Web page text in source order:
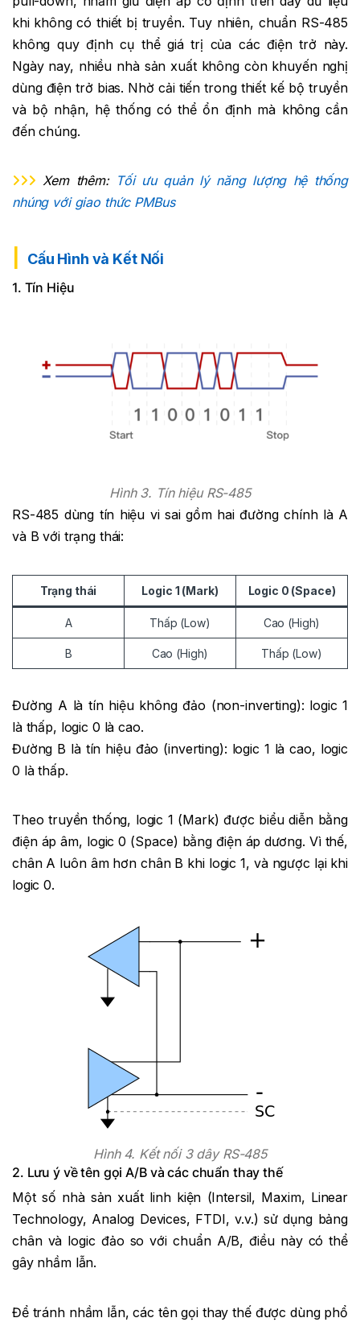
khi không có thiết bị truyền. Tuy nhiên, chuẩn RS-485
không quy định cụ thể giá trị của các điện trở này.
Ngày nay, nhiều nhà sản xuất không còn khuyến nghị
dùng điện trở bias. Nhờ cải tiến trong thiết kế bộ truyền
và bộ nhận, hệ thống có thể ổn định mà không cần
đến chúng.
Xem thêm: Tối ưu quản lý năng lượng hệ thống
nhúng với giao thức PMBus
Cấu Hình và Kết Nối
1. Tín Hiệu
Hình 3. Tín hiệu RS-485
RS-485 dùng tín hiệu vi sai gồm hai đường chính là A
và B với trạng thái:
Trạng thái Logic 1 (Mark) Logic 0 (Space)
A Thấp (Low) Cao (High)
B Cao (High) Thấp (Low)
Đường A là tín hiệu không đảo (non-inverting): logic 1
là thấp, logic 0 là cao.
Đường B là tín hiệu đảo (inverting): logic 1 là cao, logic
0 là thấp.
Theo truyền thống, logic 1 (Mark) được biểu diễn bằng
điện áp âm, logic 0 (Space) bằng điện áp dương. Vì thế,
chân A luôn âm hơn chân B khi logic 1, và ngược lại khi
logic 0.
Hình 4. Kết nối 3 dây RS-485
2. Lưu ý về tên gọi A/B và các chuẩn thay thế
Một số nhà sản xuất linh kiện (Intersil, Maxim, Linear
Technology, Analog Devices, FTDI, v.v.) sử dụng bảng
chân và logic đảo so với chuẩn A/B, điều này có thể
gây nhầm lẫn.
Để tránh nhầm lẫn, các tên gọi thay thế được dùng phổ